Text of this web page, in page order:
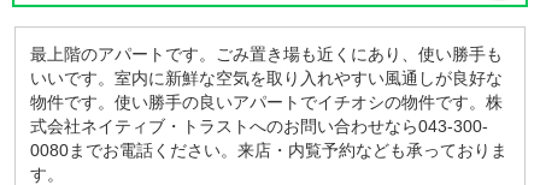
最上階のアパートです。ごみ置き場も近くにあり、使い勝手も
いいです。室内に新鮮な空気を取り入れやすい風通しが良好な
物件です。使い勝手の良いアパートでイチオシの物件です。株
式会社ネイティブ・トラストへのお問い合わせなら043-300-
0080までお電話ください。来店・内覧予約なども承っておりま
す。